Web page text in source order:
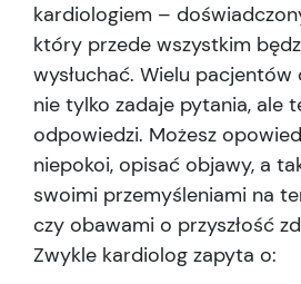
kardiologiem –
który przede wszystkim
wysłuchać. Wielu pacjentów
nie tylko zadaje pytania, ale
odpowiedzi. Możesz
niepokoi, opisać objawy, a
swoimi przemyśleniami na
czy obawami o przyszłość
Zwykle kardiolog zapyta o: